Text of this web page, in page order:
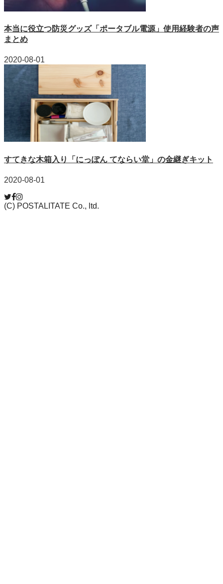
本当に役立つ防災グッズ「ポータブル電源」使用経験者の声
まとめ
2020-08-01
すてきな木箱入り「にっぽん てならい堂」の金継ぎキット
2020-08-01
(C) POSTALITATE Co., ltd.